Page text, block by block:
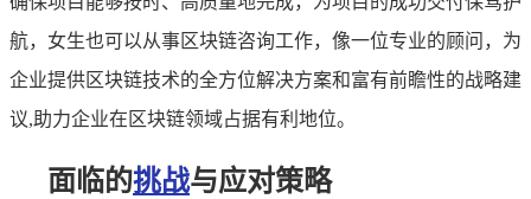
航，女生也可以从事区块链咨询工作，像一位专业的顾问，为
企业提供区块链技术的全方位解决方案和富有前瞻性的战略建
议,助力企业在区块链领域占据有利地位。
面临的挑战与应对策略